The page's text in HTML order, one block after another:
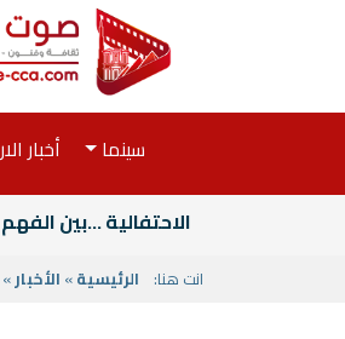
سينما أخبار
الاحتفالية ...بين الفهم
انت هنا: الرئيسية» الأخبار»